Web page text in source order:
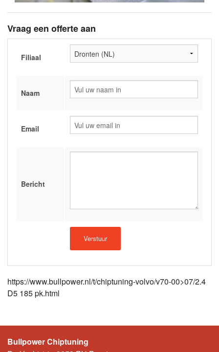
Vraag een offerte aan
Filiaal
Naam
Email
Bericht
https://www.bullpower.nl/t/chiptuning-volvo/v70-00>07/2.4
D5 185 pk.html
Bullpower Chiptuning